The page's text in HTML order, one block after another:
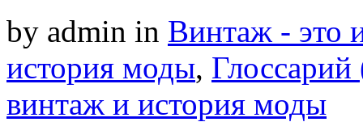
by admin in Винтаж - это
история моды,
винтаж и история моды